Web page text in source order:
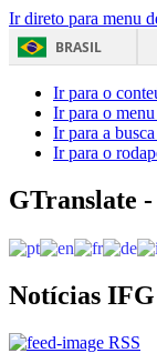
Ir direto para menu
BRASIL
Ir para o
Ir para o menu
Ir para a busca
Ir para o
GTranslate
Notícias IFG
RSS